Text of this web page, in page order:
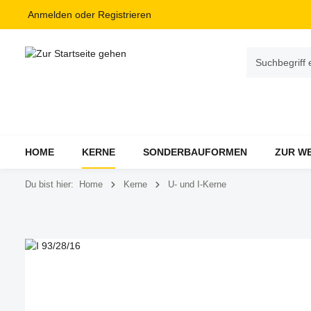
Anmelden oder Registrieren
HOME KERNE SONDERBAUFORMEN ZUR
Du bist hier: Home Kerne U- und I-Kerne